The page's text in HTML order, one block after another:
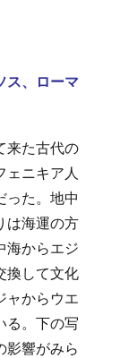
ス、ローマ
来た古代の
ニキア人
った。地中
は海運の方
海からエジ
換して文化
ャからウエ
る。下の写
影響がみら